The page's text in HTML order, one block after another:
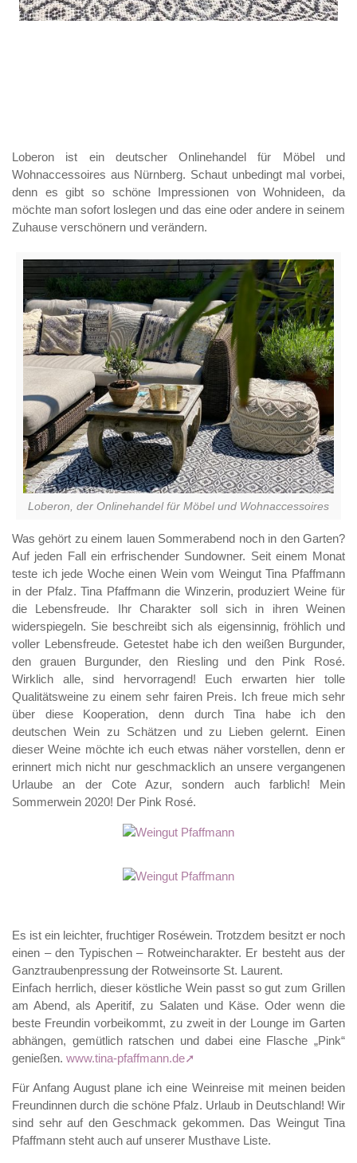
Loberon ist ein deutscher Onlinehandel für Möbel und
Wohnaccessoires aus Nürnberg. Schaut unbedingt mal vorbei,
denn es gibt so schöne Impressionen von Wohnideen, da
möchte man sofort loslegen und das eine oder andere in seinem
Zuhause verschönern und verändern.
Loberon, der Onlinehandel für Möbel und Wohnaccessoires
Was gehört zu einem lauen Sommerabend noch in den Garten?
Auf jeden Fall ein erfrischender Sundowner. Seit einem Monat
teste ich jede Woche einen Wein vom Weingut Tina Pfaffmann
in der Pfalz. Tina Pfaffmann die Winzerin, produziert Weine für
die Lebensfreude. Ihr Charakter soll sich in ihren Weinen
widerspiegeln. Sie beschreibt sich als eigensinnig, fröhlich und
voller Lebensfreude. Getestet habe ich den weißen Burgunder,
den grauen Burgunder, den Riesling und den Pink Rosé.
Wirklich alle, sind hervorragend! Euch erwarten hier tolle
Qualitätsweine zu einem sehr fairen Preis. Ich freue mich sehr
über diese Kooperation, denn durch Tina habe ich den
deutschen Wein zu Schätzen und zu Lieben gelernt. Einen
dieser Weine möchte ich euch etwas näher vorstellen, denn er
erinnert mich nicht nur geschmacklich an unsere vergangenen
Urlaube an der Cote Azur, sondern auch farblich! Mein
Sommerwein 2020! Der Pink Rosé.
Es ist ein leichter, fruchtiger Roséwein. Trotzdem besitzt er noch
einen – den Typischen – Rotweincharakter. Er besteht aus der
Ganztraubenpressung der Rotweinsorte St. Laurent.
Einfach herrlich, dieser köstliche Wein passt so gut zum Grillen
am Abend, als Aperitif, zu Salaten und Käse. Oder wenn die
beste Freundin vorbeikommt, zu zweit in der Lounge im Garten
abhängen, gemütlich ratschen und dabei eine Flasche „Pink“
genießen. www.tina-pfaffmann.de
Für Anfang August plane ich eine Weinreise mit meinen beiden
Freundinnen durch die schöne Pfalz. Urlaub in Deutschland! Wir
sind sehr auf den Geschmack gekommen. Das Weingut Tina
Pfaffmann steht auch auf unserer Musthave Liste.